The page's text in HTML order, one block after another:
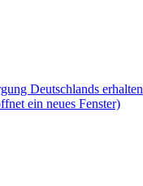
Deutschlands erhalten
ein neues Fenster)